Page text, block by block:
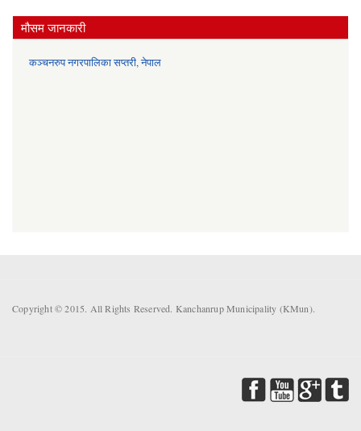
मौसम जानकारी
कञ्चनरुप नगरपालिका सप्तरी, नेपाल
Copyright © 2015. All Rights Reserved. Kanchanrup Municipality (KMun).